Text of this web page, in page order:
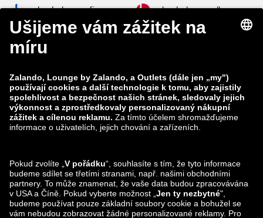
zalando-lounge.fi zalando-lounge.dk
zalando-lounge.co.uk zalando-lounge.pl
zalando-lounge.lt zalando-lounge.sk
zalando-lounge.ro zalando-lounge.hr
zalando-lounge.lu zalando-lounge.ee
zalando-lounge.lv zalando-lounge.no